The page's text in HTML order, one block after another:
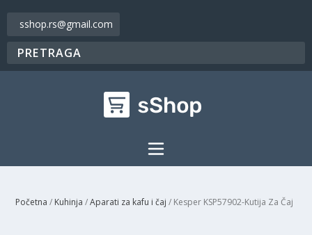
sshop.rs@gmail.com
Početna / Kuhinja /Aparati za kafu i čaj / Kesper KSP57902-Kutija Za Čaj